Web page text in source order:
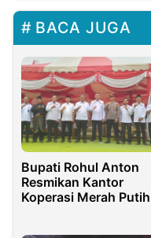
BACA JUGA
Bupati Rohul Anton
Resmikan Kantor
Koperasi Merah